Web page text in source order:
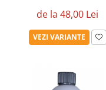
de la 48,00 Lei
VEZI VARIANTE